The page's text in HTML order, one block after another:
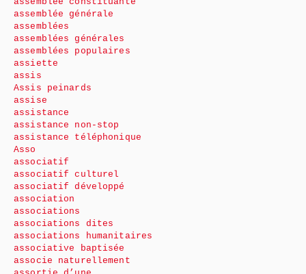
assemblée générale
assemblées
assemblées générales
assemblées populaires
assiette
assis
Assis peinards
assise
assistance
assistance non-stop
assistance téléphonique
Asso
associatif
associatif culturel
associatif développé
association
associations
associations dites
associations humanitaires
associative baptisée
associe naturellement